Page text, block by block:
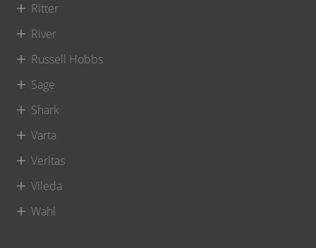
Ritter
River
Russell Hobbs
Sage
Shark
Varta
Veritas
Vileda
Wahl